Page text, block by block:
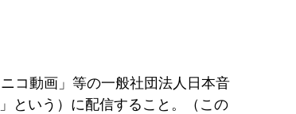
コ動画」等の一般社団法人日本音
という）に配信すること。（この